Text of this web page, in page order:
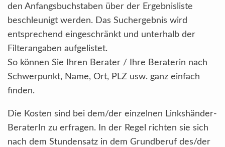
den Anfangsbuchstaben über der Ergebnisliste
beschleunigt werden. Das Suchergebnis wird
entsprechend eingeschränkt und unterhalb der
Filterangaben aufgelistet.
So können Sie Ihren Berater / Ihre Beraterin nach
Schwerpunkt, Name, Ort, PLZ usw. ganz einfach
finden.
Die Kosten sind bei dem/der einzelnen Linkshänder-
BeraterIn zu erfragen. In der Regel richten sie sich
nach dem Stundensatz in dem Grundberuf des/der